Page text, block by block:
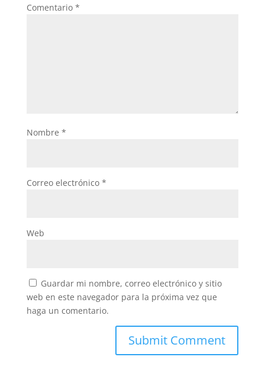
Comentario *
Nombre *
Correo electrónico *
Web
Guardar mi nombre, correo electrónico y sitio
web en este navegador para la próxima vez que
haga un comentario.